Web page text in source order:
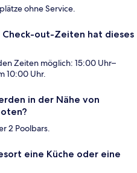
ohne Service.
Check-out-Zeiten hat dieses
Zeiten möglich: 15:00 Uhr–
10:00 Uhr.
in der Nähe von
2 Poolbars.
eine Küche oder eine